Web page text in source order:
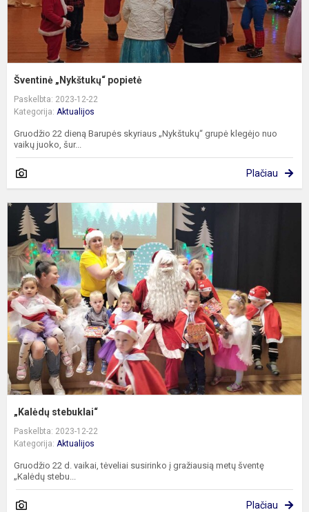
Šventinė „Nykštukų“ popietė
Paskelbta: 2023-12-22
Kategorija: Aktualijos
Gruodžio 22 dieną Barupės skyriaus „Nykštukų“ grupė klegėjo nuo
vaikų juoko, šur...
Plačiau
„Kalėdų stebuklai“
Paskelbta: 2023-12-22
Kategorija: Aktualijos
Gruodžio 22 d. vaikai, tėveliai susirinko į gražiausią metų šventę
„Kalėdų stebu...
Plačiau